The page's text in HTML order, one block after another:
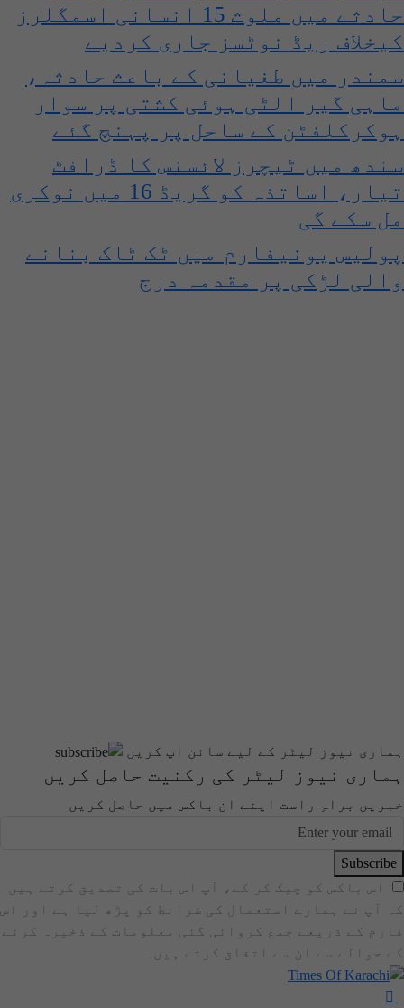
حادثے میں ملوث 15 انسانی اسمگلرز
کیخلاف ریڈ نوٹسز جاری کردیے
سمندر میں طغیانی کے باعث حادثہ،
ماہی گیر الٹی ہوئی کشتی پر سوار
ہوکرکلفٹن کے ساحل پر پہنچ گئے
سندھ میں ٹیچرز لائسنس کا ڈرافٹ
تیار، اساتذہ کو گریڈ 16 میں نوکری
مل سکے گی
پولیس یونیفارم میں ٹک ٹاک بنانے
والی لڑکی پر مقدمہ درج
ہماری نیوز لیٹر کے لیے سائن اپ کریں
ہماری نیوز لیٹر کی رکنیت حاصل کریں
خبریں براہِ راست اپنے ان باکس میں حاصل کریں
Subscribe
اس باکس کو چیک کر کے، آپ اس بات کی تصدیق کرتے ہیں
کہ آپ نے ہمارے استعمال کی شرائط کو پڑھ لیا ہے اور اس
فارم کے ذریعے جمع کروائی گئی معلومات کے ذخیرہ کرنے
کے حوالے سے ان سے اتفاق کرتے ہیں۔